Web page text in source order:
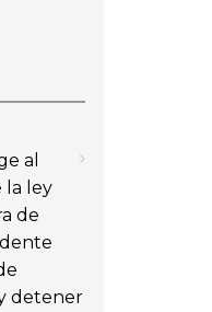
al
la ley
de
detener